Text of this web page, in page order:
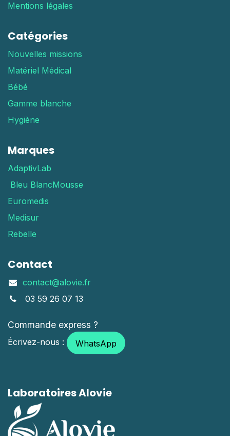
Mentions légales
Catégories
Nouvelles missions
Matériel Médical
Bébé
Gamme blanche
Hygiène
Marques
AdaptivLab
Bleu BlancMousse
Euromedis
Medisur
Rebelle
Contact
contact@alovie.fr
03 59 26 07 13
Commande express ?
Écrivez-nous : WhatsApp
Laboratoires Alovie